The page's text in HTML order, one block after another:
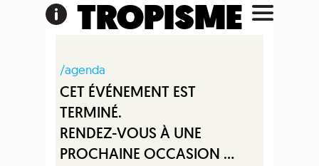
TROPISME
/agenda
CET ÉVÉNEMENT EST
TERMINÉ.
RENDEZ-VOUS À UNE
PROCHAINE OCCASION ...